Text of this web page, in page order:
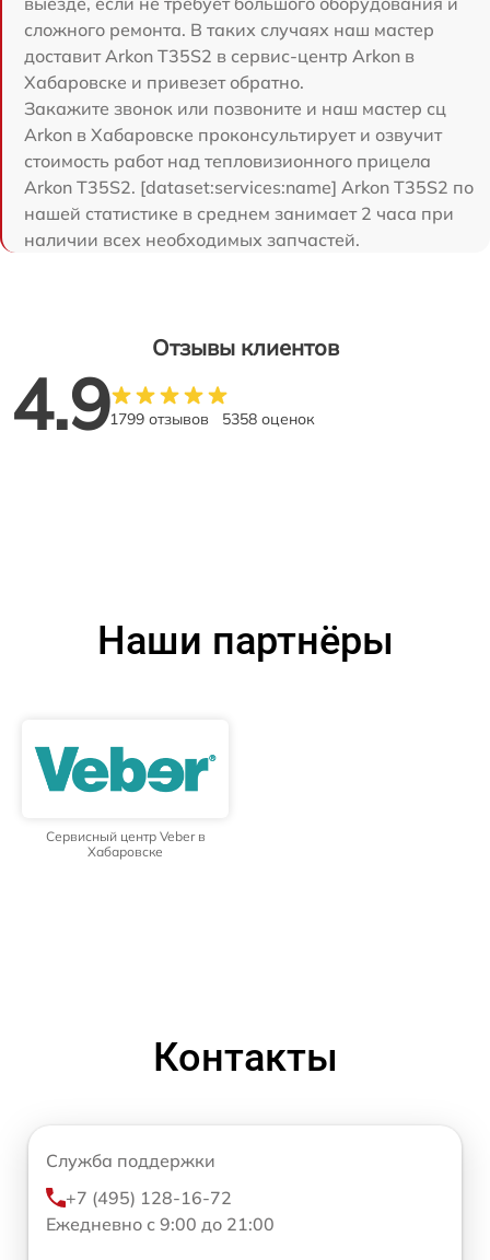
сложного ремонта. В таких случаях наш мастер
доставит Arkon T35S2 в сервис-центр Arkon в
Хабаровске и привезет обратно.
Закажите звонок или позвоните и наш мастер сц
Arkon в Хабаровске проконсультирует и озвучит
стоимость работ над тепловизионного прицела
Arkon T35S2. [dataset:services:name] Arkon T35S2 по
нашей статистике в среднем занимает 2 часа при
наличии всех необходимых запчастей.
Отзывы клиентов
4.91799 отзывов 5358 оценок
Наши партнёры
Сервисный центр Veber в
Хабаровске
Контакты
Служба поддержки
+7 (495) 128-16-72
Ежедневно с 9:00 до 21:00